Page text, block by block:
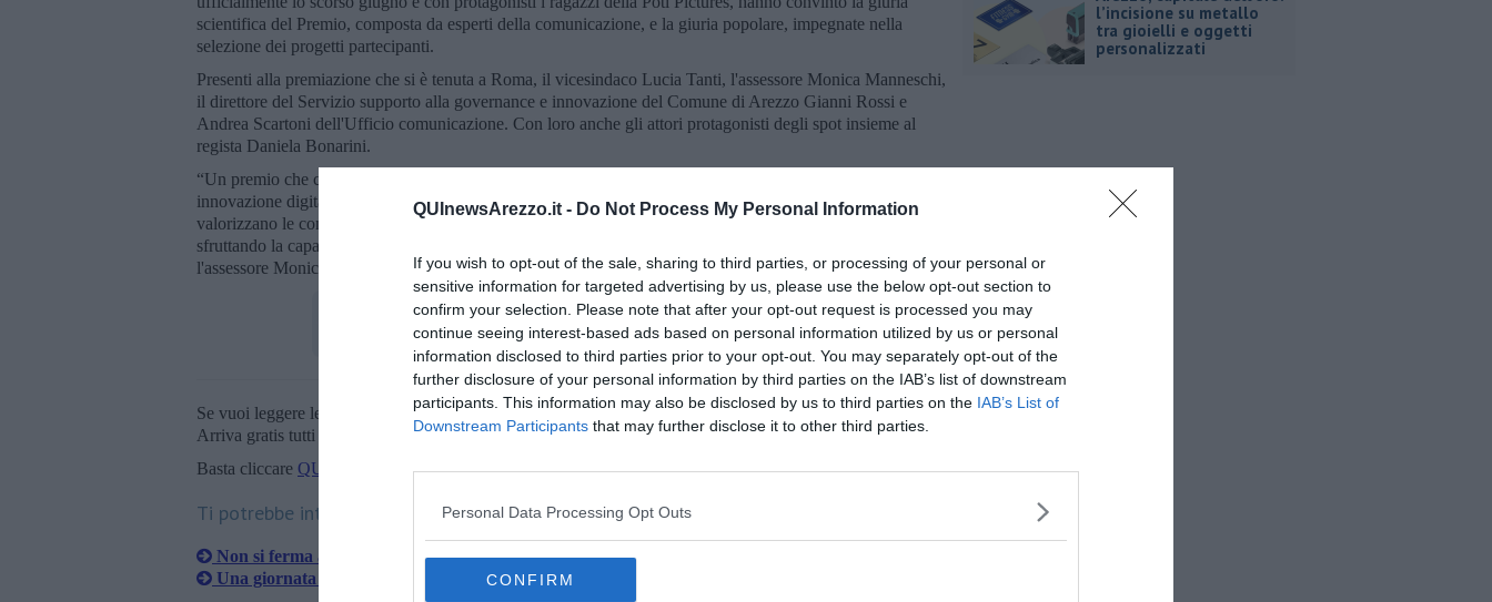
QUInewsArezzo.it - Do Not Process My Personal Information
If you wish to opt-out of the sale, sharing to third parties, or processing of your personal or
sensitive information for targeted advertising by us, please use the below opt-out section to
confirm your selection. Please note that after your opt-out request is processed you may
continue seeing interest-based ads based on personal information utilized by us or personal
information disclosed to third parties prior to your opt-out. You may separately opt-out of the
further disclosure of your personal information by third parties on the IAB’s list of downstream
participants. This information may also be disclosed by us to third parties on the IAB’s List of
Downstream Participants that may further disclose it to other third parties.
Personal Data Processing Opt Outs
CONFIRM
scientifica del Premio, composta da esperti della comunicazione, e la giuria popolare, impegnate nella
selezione dei progetti partecipanti.
Presenti alla premiazione che si è tenuta a Roma, il vicesindaco Lucia Tanti, l'assessore Monica Manneschi,
il direttore del Servizio supporto alla governance e innovazione del Comune di Arezzo Gianni Rossi e
Andrea Scartoni dell'Ufficio comunicazione. Con loro anche gli attori protagonisti degli spot insieme al
regista Daniela Bonarini.
“Un premio che conferma il Comune di Arezzo ai vertici nazionali in materia di comunicazione e
innovazione digitale e un riconoscimento all'impegno dell'Amministrazione nella promozione di attività che
valorizzano le competenze e i talenti di tutte le persone sapendo cogliere in ciascuno valore e potenzialità
sfruttando la capacità diffusiva dei social media”, hanno commentato il vicesindaco Lucia Tanti e
l'assessore Monica Manneschi.
Se vuoi leggere le notizie principali della Toscana iscriviti allaNewsletter QUInews - ToscanaMedia.
Arriva gratis tutti i giorni alle 20:00 direttamente nella tua casella di posta.
Basta cliccare QUI
Ti potrebbe interessare anche:
Non si ferma all'alt, inseguito e arrestato
​Una giornata per il benessere osseo
l’incisione su metallo
tra gioielli e oggetti
personalizzati